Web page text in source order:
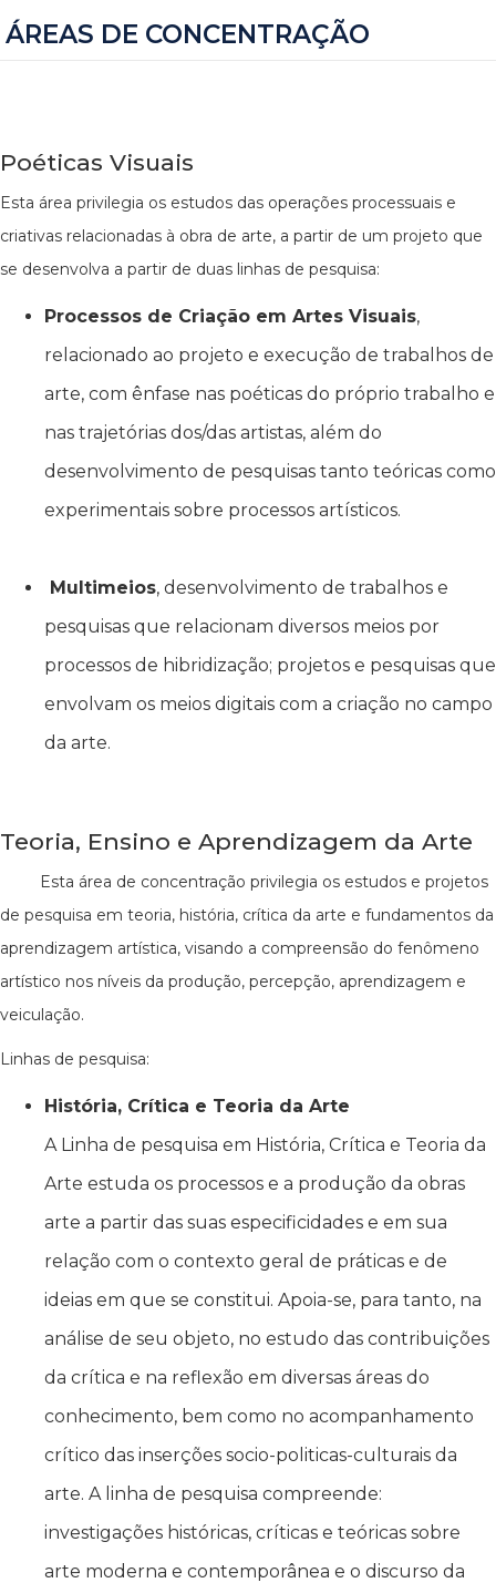
ÁREAS DE CONCENTRAÇÃO
Poéticas Visuais
Esta área privilegia os estudos das operações processuais e
criativas relacionadas à obra de arte, a partir de um projeto que
se desenvolva a partir de duas linhas de pesquisa:
Processos de Criação em Artes Visuais,
relacionado ao projeto e execução de trabalhos de
arte, com ênfase nas poéticas do próprio trabalho e
nas trajetórias dos/das artistas, além do
desenvolvimento de pesquisas tanto teóricas como
experimentais sobre processos artísticos.
Multimeios, desenvolvimento de trabalhos e
pesquisas que relacionam diversos meios por
processos de hibridização; projetos e pesquisas que
envolvam os meios digitais com a criação no campo
da arte.
Teoria, Ensino e Aprendizagem da Arte
Esta área de concentração privilegia os estudos e projetos
de pesquisa em teoria, história, crítica da arte e fundamentos da
aprendizagem artística, visando a compreensão do fenômeno
artístico nos níveis da produção, percepção, aprendizagem e
veiculação.
Linhas de pesquisa:
História, Crítica e Teoria da Arte
A Linha de pesquisa em História, Crítica e Teoria da
Arte estuda os processos e a produção da obras
arte a partir das suas especificidades e em sua
relação com o contexto geral de práticas e de
ideias em que se constitui. Apoia-se, para tanto, na
análise de seu objeto, no estudo das contribuições
da crítica e na reflexão em diversas áreas do
conhecimento, bem como no acompanhamento
crítico das inserções socio-politicas-culturais da
arte. A linha de pesquisa compreende:
investigações históricas, críticas e teóricas sobre
arte moderna e contemporânea e o discurso da